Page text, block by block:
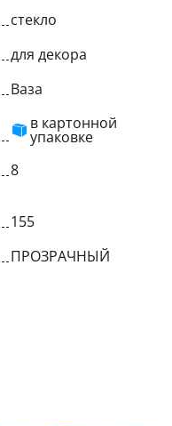
стекло
для декора
Ваза
в картонной
упаковке
8
155
ПРОЗРАЧНЫЙ